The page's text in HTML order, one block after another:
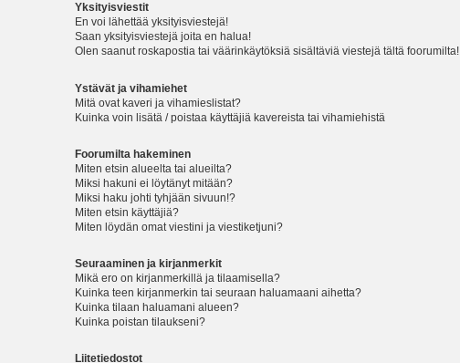
Yksityisviestit
En voi lähettää yksityisviestejä!
Saan yksityisviestejä joita en halua!
Olen saanut roskapostia tai väärinkäytöksiä sisältäviä viestejä tältä foorumilta!
Ystävät ja vihamiehet
Mitä ovat kaveri ja vihamieslistat?
Kuinka voin lisätä / poistaa käyttäjiä kavereista tai vihamiehistä
Foorumilta hakeminen
Miten etsin alueelta tai alueilta?
Miksi hakuni ei löytänyt mitään?
Miksi haku johti tyhjään sivuun!?
Miten etsin käyttäjiä?
Miten löydän omat viestini ja viestiketjuni?
Seuraaminen ja kirjanmerkit
Mikä ero on kirjanmerkillä ja tilaamisella?
Kuinka teen kirjanmerkin tai seuraan haluamaani aihetta?
Kuinka tilaan haluamani alueen?
Kuinka poistan tilaukseni?
Liitetiedostot